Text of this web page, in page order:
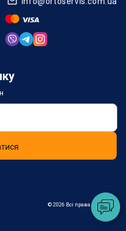
© 2026 Всі права захищені.